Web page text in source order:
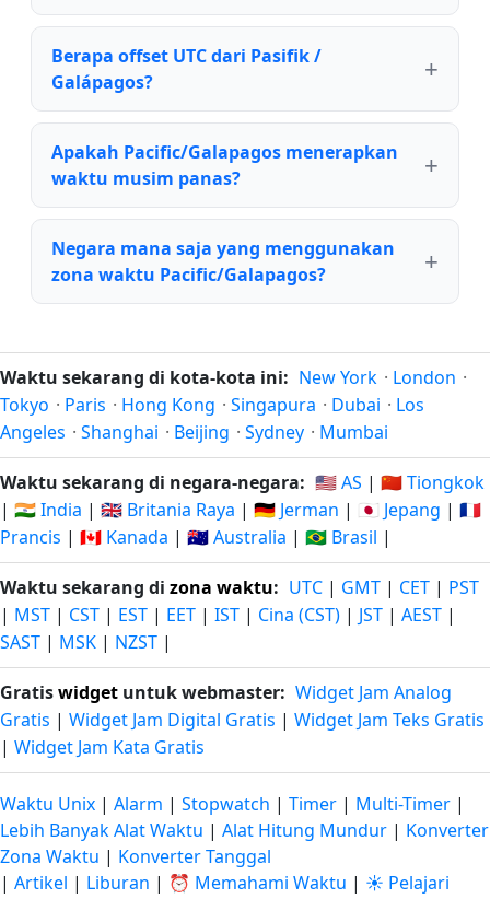
Berapa offset UTC dari Pasifik /
Galápagos?
Apakah Pacific/Galapagos menerapkan
waktu musim panas?
Negara mana saja yang menggunakan
zona waktu Pacific/Galapagos?
Waktu sekarang di kota-kota ini: New York · London ·
Tokyo · Paris · Hong Kong · Singapura · Dubai · Los
Angeles · Shanghai · Beijing · Sydney · Mumbai
Waktu sekarang di negara-negara: 🇺🇸 AS | 🇨🇳 Tiongkok
| 🇮🇳 India | 🇬🇧 Britania Raya | 🇩🇪 Jerman | 🇯🇵 Jepang | 🇫🇷
Prancis | 🇨🇦 Kanada | 🇦🇺 Australia | 🇧🇷 Brasil |
Waktu sekarang di zona waktu: UTC | GMT | CET | PST
| MST | CST | EST | EET | IST | Cina (CST) | JST | AEST |
SAST | MSK | NZST |
Gratiswidget untuk webmaster: Widget Jam Analog
Gratis | Widget Jam Digital Gratis | Widget Jam Teks Gratis
| Widget Jam Kata Gratis
Waktu Unix | Alarm | Stopwatch | Timer | Multi-Timer |
Lebih Banyak Alat Waktu | Alat Hitung Mundur | Konverter
Zona Waktu | Konverter Tanggal
| Artikel | Liburan | ⏰ Memahami Waktu | ☀️ Pelajari